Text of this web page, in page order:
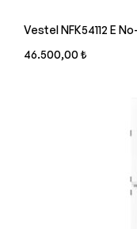
Vestel NFK54112 E
46.500,00 ₺